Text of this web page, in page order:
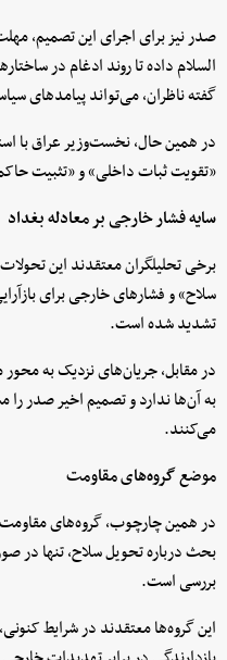
السلام داده تا روند ادغام در
گفته ناظران، می‌تواند پیامدهای
در همین حال، نخست‌وزیر عراق با
«تقویت ثبات داخلی» و «تثبیت
سایه فشار خارجی بر معادله بغداد
برخی تحلیلگران معتقدند این
سلاح» و فشارهای خارجی برای
تشدید شده است.
در مقابل، جریان‌های نزدیک به محور
به آن‌ها ندارد و تصمیم اخیر صدر را
می‌کنند.
موضع گروه‌های مقاومت
در همین چارچوب، گروه‌های مقاومت
بحث درباره تحویل سلاح، تنها در
بررسی است.
این گروه‌ها معتقدند در شرایط